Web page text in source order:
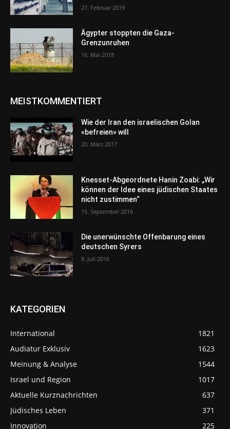
27. Februar 2019
Ägypter stoppten die Gaza-
Grenzunruhen
16. Mai 2018
MEISTKOMMENTIERT
Wie der Iran den israelischen Golan
«befreien» will
20. März 2017
Knesset-Abgeordnete Hanin Zoabi: „Wir
können der Idee eines jüdischen Staates
nicht zustimmen“
15. September 2016
Die unerwünschte Offenbarung eines
deutschen Syrers
8. Juli 2016
KATEGORIEN
International
1821
Audiatur Exklusiv
1623
Meinung & Analyse
1544
Israel und Region
1017
Aktuelle Kurznachrichten
637
Jüdisches Leben
371
Innovation
225